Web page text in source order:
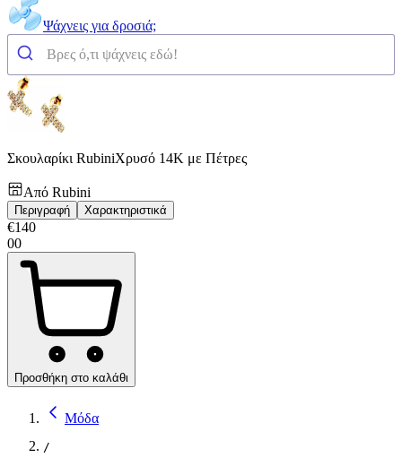
Ψάχνεις για δροσιά;
Σκουλαρίκι RubiniΧρυσό 14Κ με Πέτρες
Από Rubini
Περιγραφή Χαρακτηριστικά
€140
00
Προσθήκη στο καλάθι
Μόδα
/